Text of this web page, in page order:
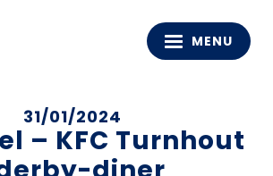
MENU
31/01/2024
– KFC Turnhout